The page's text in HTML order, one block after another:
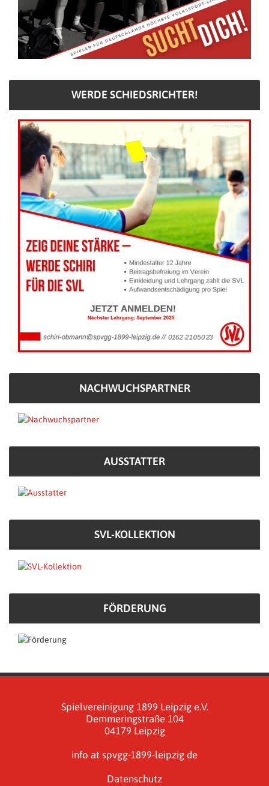
WERDE SCHIEDSRICHTER!
NACHWUCHSPARTNER
AUSSTATTER
SVL-KOLLEKTION
FÖRDERUNG
Spielvereinigung 1899 Leipzig e.V.
Demmeringstraße 104
04179 Leipzig
info at spvgg-1899-leipzig de
Datenschutz